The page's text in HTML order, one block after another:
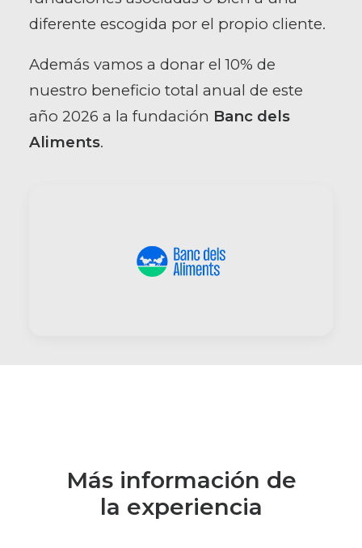
diferente escogida por el propio cliente.
Además vamos a donar el 10% de
nuestro beneficio total anual de este
año 2026 a la fundación Banc dels
Aliments.
Más información de
la experiencia